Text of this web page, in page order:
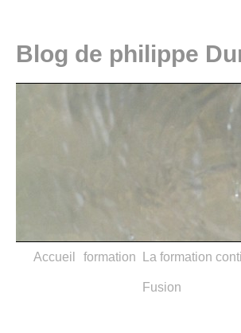
Blog de philippe
Accueil formation La formation
Fusion